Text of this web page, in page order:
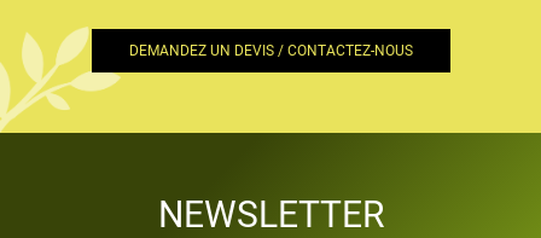
DEMANDEZ UN DEVIS / CONTACTEZ-NOUS
NEWSLETTER